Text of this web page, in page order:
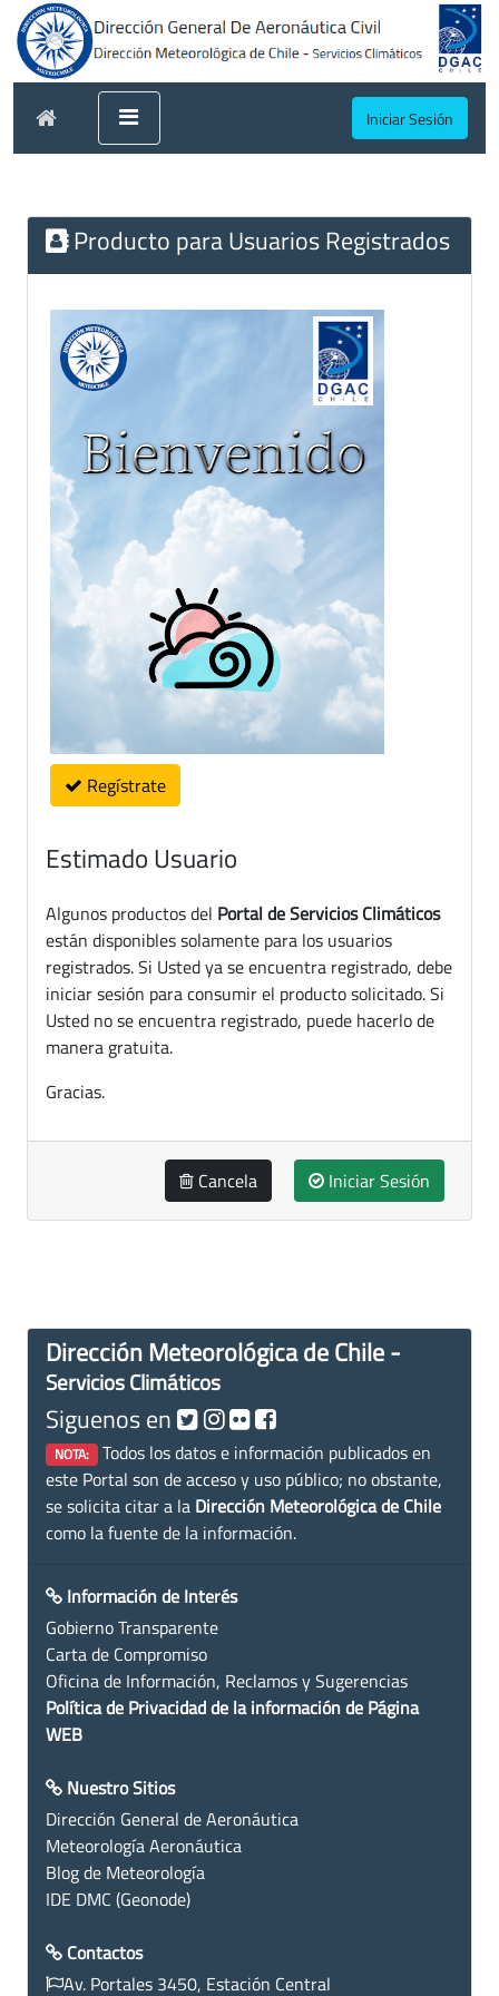
Iniciar Sesión
Producto para Usuarios Registrados
Regístrate
Estimado Usuario
Algunos productos del Portal de Servicios Climáticos
están disponibles solamente para los usuarios
registrados. Si Usted ya se encuentra registrado, debe
iniciar sesión para consumir el producto solicitado. Si
Usted no se encuentra registrado, puede hacerlo de
manera gratuita.
Gracias.
Cancela Iniciar Sesión
Dirección Meteorológica de Chile -
Servicios Climáticos
Siguenos en
NOTA: Todos los datos e información publicados en
este Portal son de acceso y uso público; no obstante,
se solicita citar a la Dirección Meteorológica de Chile
como la fuente de la información.
Información de Interés
Gobierno Transparente
Carta de Compromiso
Oficina de Información, Reclamos y Sugerencias
Política de Privacidad de la información de Página
WEB
Nuestro Sitios
Dirección General de Aeronáutica
Meteorología Aeronáutica
Blog de Meteorología
IDE DMC (Geonode)
Contactos
Av. Portales 3450, Estación Central